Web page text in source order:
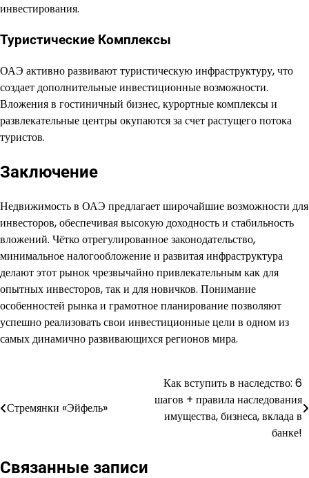
инвестирования.
Туристические Комплексы
ОАЭ активно развивают туристическую инфраструктуру, что
создает дополнительные инвестиционные возможности.
Вложения в гостиничный бизнес, курортные комплексы и
развлекательные центры окупаются за счет растущего потока
туристов.
Заключение
Недвижимость в ОАЭ предлагает широчайшие возможности для
инвесторов, обеспечивая высокую доходность и стабильность
вложений. Чётко отрегулированное законодательство,
минимальное налогообложение и развитая инфраструктура
делают этот рынок чрезвычайно привлекательным как для
опытных инвесторов, так и для новичков. Понимание
особенностей рынка и грамотное планирование позволяют
успешно реализовать свои инвестиционные цели в одном из
самых динамично развивающихся регионов мира.
по
Стремянки «Эйфель»
Как вступить в наследство: 6
шагов + правила наследования
имущества, бизнеса, вклада в
банке!
Связанные записи